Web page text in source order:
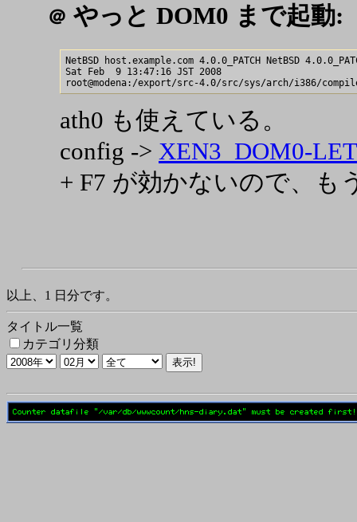
＠ やっと DOM0 まで起動:
NetBSD host.example.com 4.0.0_PATCH NetBSD
Sat Feb  9 13:47:16 JST 2008
ath0 も使えている。
config -> XEN3_DOM0-
+ F7 が効かないので、も
以上、1 日分です。
タイトル一覧
カテゴリ分類